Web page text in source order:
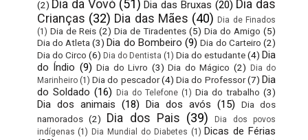
(2) Dia da Vovó (51) Dia das Bruxas (20) Dia das
Crianças (32) Dia das Mães (40) Dia de Finados
(1) Dia de Reis (2) Dia de Tiradentes (5) Dia do Amigo (5)
Dia do Atleta (3) Dia do Bombeiro (9) Dia do Carteiro (2)
Dia do Circo (6) Dia do Dentista (1) Dia do estudante(4) Dia
do Índio (9) Dia do Livro (3) Dia do Mágico (2) Dia do
Marinheiro (1) Dia do pescador (4) Dia do Professor (7) Dia
do Soldado (16) Dia do Telefone (1) Dia do trabalho (3)
Dia dos animais (18) Dia dos avós (15)
Dia dos
namorados (2) Dia dos Pais (39)
Dia dos povos
indígenas (1) Dia Mundial do Diabetes (1) Dicas de Férias